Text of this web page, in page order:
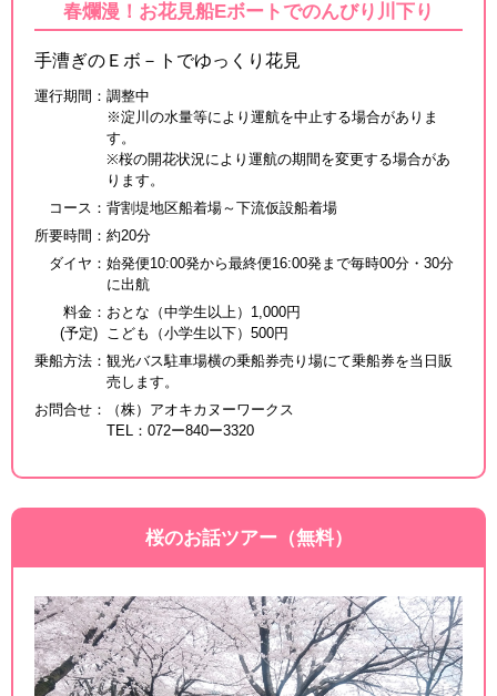
春爛漫！お花見船Eボートでのんびり川下り
手漕ぎのＥボ－トでゆっくり花見
運行期間 ：調整中
※淀川の水量等により運航を中止する場合がありま
す。
※桜の開花状況により運航の期間を変更する場合があ
ります。
コース ：背割堤地区船着場～下流仮設船着場
所要時間 ：約20分
ダイヤ ：始発便10:00発から最終便16:00発まで毎時00分・30分
に出航
料金 ：
(予定)
おとな（中学生以上）1,000円
こども（小学生以下）500円
乗船方法 ：観光バス駐車場横の乗船券売り場にて乗船券を当日販
売します。
お問合せ ：
（株）アオキカヌーワークス
TEL：072ー840ー3320
桜のお話ツアー（無料）